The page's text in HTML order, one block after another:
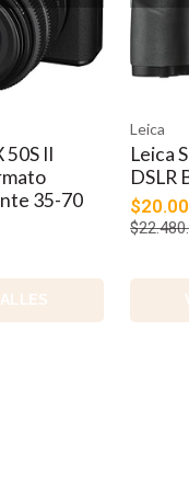
que tu sujeto
o graba video
sin espejo de
Format
Fujifilm
(Body)